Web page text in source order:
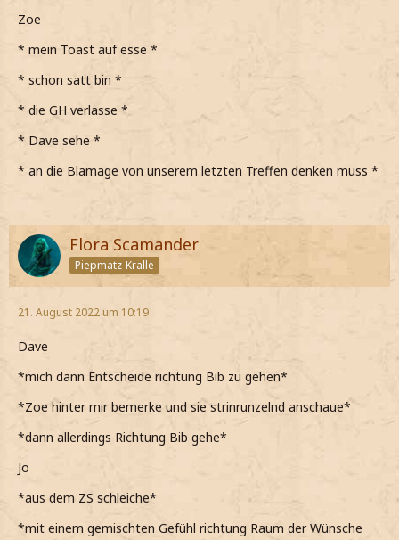
Zoe
* mein Toast auf esse *
* schon satt bin *
* die GH verlasse *
* Dave sehe *
* an die Blamage von unserem letzten Treffen denken muss *
Flora Scamander
Piepmatz-Kralle
21. August 2022 um 10:19
Dave
*mich dann Entscheide richtung Bib zu gehen*
*Zoe hinter mir bemerke und sie strinrunzelnd anschaue*
*dann allerdings Richtung Bib gehe*
Jo
*aus dem ZS schleiche*
*mit einem gemischten Gefühl richtung Raum der Wünsche